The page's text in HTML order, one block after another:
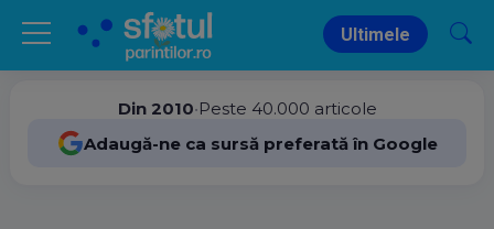
Ultimele
Din 2010•Peste 40.000 articole
Adaugă-ne ca sursă preferată în Google